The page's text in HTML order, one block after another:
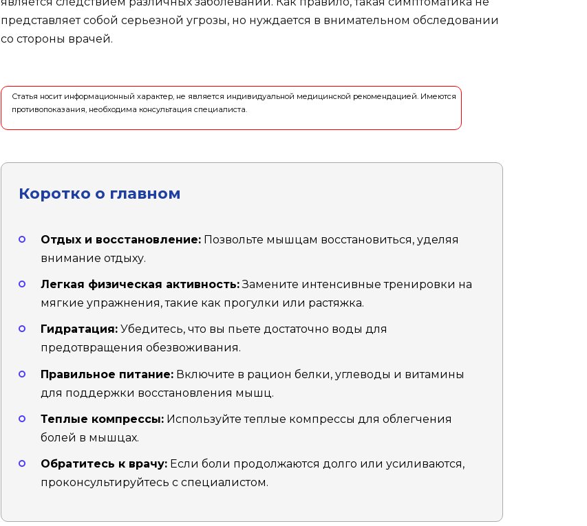
представляет собой серьезной угрозы, но нуждается в внимательном обследовании
со стороны врачей.
Статья носит информационный характер, не является индивидуальной медицинской рекомендацией. Имеются
противопоказания, необходима консультация специалиста.
Коротко о главном
Отдых и восстановление: Позвольте мышцам восстановиться, уделяя
внимание отдыху.
Легкая физическая активность:Замените интенсивные тренировки на
мягкие упражнения, такие как прогулки или растяжка.
Гидратация: Убедитесь, что вы пьете достаточно воды для
предотвращения обезвоживания.
Правильное питание: Включите в рацион белки, углеводы и витамины
для поддержки восстановления мышц.
Теплые компрессы: Используйте теплые компрессы для облегчения
болей в мышцах.
Обратитесь к врачу: Если боли продолжаются долго или усиливаются,
проконсультируйтесь с специалистом.